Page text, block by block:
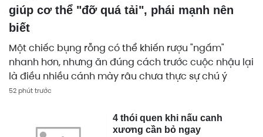
giúp cơ thể "đỡ quá tải", phái mạnh nên
biết
Một chiếc bụng rỗng có thể khiến rượu "ngấm"
nhanh hơn, nhưng ăn đúng cách trước cuộc nhậu lại
là điều nhiều cánh mày râu chưa thực sự chú ý
52 phút trước
4 thói quen khi nấu canh
xương cần bỏ ngay